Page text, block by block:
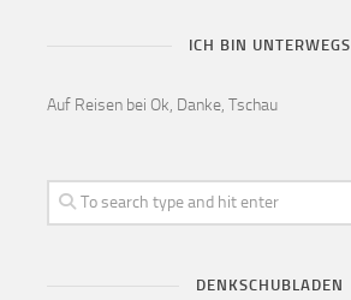
ICH BIN UNTERWEGS
Auf Reisen bei Ok, Danke, Tschau
DENKSCHUBLADEN